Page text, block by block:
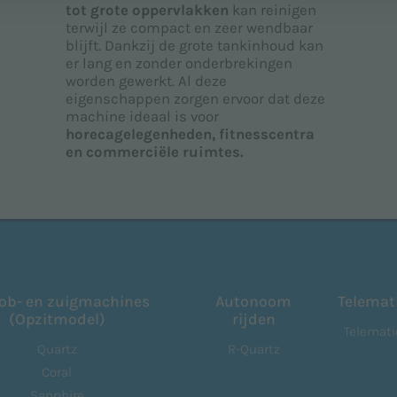
tot grote oppervlakken kan reinigen
terwijl ze compact en zeer wendbaar
blijft. Dankzij de grote tankinhoud kan
er lang en zonder onderbrekingen
worden gewerkt. Al deze
eigenschappen zorgen ervoor dat deze
machine ideaal is voor
horecagelegenheden, fitnesscentra
en commerciële ruimtes.
en zuigmachines
(Opzitmodel)
Quartz
Coral
Autonoom
rijden
R-Quartz